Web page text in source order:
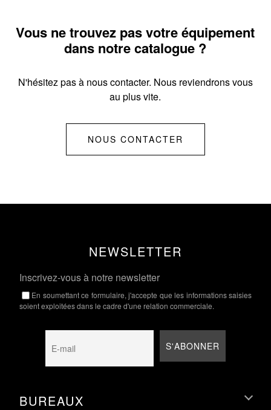
Vous ne trouvez pas votre équipement
dans notre catalogue ?
N'hésitez pas à nous contacter. Nous reviendrons vous
au plus vite.
NOUS CONTACTER
NEWSLETTER
Inscrivez-vous à notre newsletter
En soumettant ce formulaire, j'accepte que les informations saisies
soient exploitées dans le cadre d'une relation commerciale.
BUREAUX